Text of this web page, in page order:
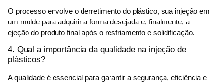
O processo envolve o derretimento do plástico, sua injeção em
um molde para adquirir a forma desejada e, finalmente, a
ejeção do produto final após o resfriamento e solidificação.
4. Qual a importância da qualidade na injeção de
plásticos?
A qualidade é essencial para garantir a segurança, eficiência e